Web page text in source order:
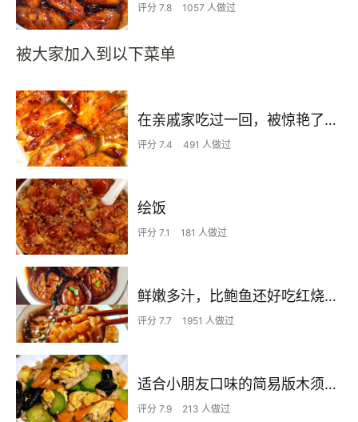
评分 7.8 1057 人做过
被大家加入到以下菜单
在亲戚家吃过一回，被惊艳了…
评分 7.4 491 人做过
绘饭
评分 7.1 181 人做过
鲜嫩多汁，比鲍鱼还好吃红烧香菇
评分 7.7 1951 人做过
适合小朋友口味的简易版木须肉，新手烹饪必学家常菜，一盘5种食材，鲜香下饭
评分 7.9 213 人做过